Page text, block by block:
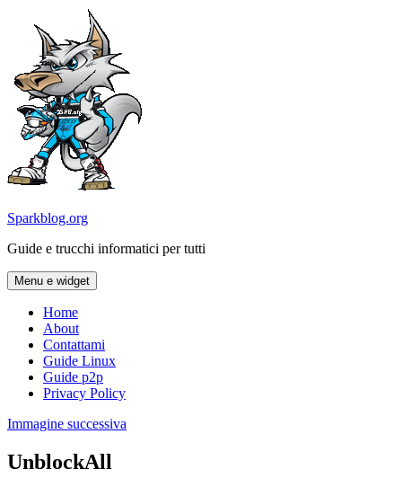
contenuto
Sparkblog.org
Guide e trucchi informatici per tutti
Menu e widget
Home
About
Contattami
Guide Linux
Guide p2p
Privacy Policy
Immagine successiva
UnblockAll